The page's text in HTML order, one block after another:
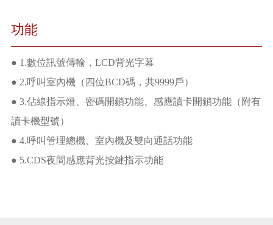
功能
● 1.數位訊號傳輸，LCD背光字幕
● 2.呼叫室內機（四位BCD碼，共9999戶）
● 3.佔線指示燈、密碼開鎖功能、感應讀卡開鎖功能（附有
讀卡機型號）
● 4.呼叫管理總機、室內機及雙向通話功能
● 5.CDS夜間感應背光按鍵指示功能